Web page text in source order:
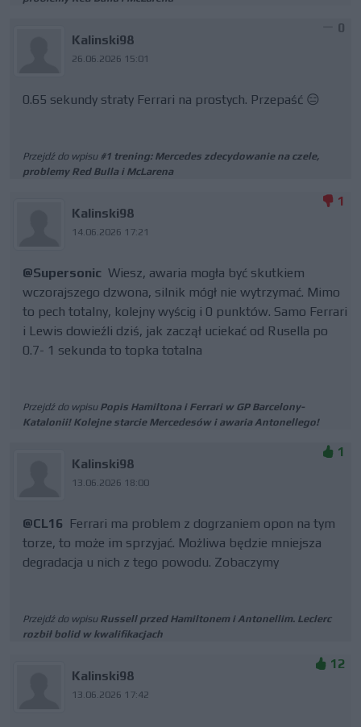
Kalinski98
26.06.2026 15:01
0
0.65 sekundy straty Ferrari na prostych. Przepaść 😑
Przejdź do wpisu #1 trening: Mercedes zdecydowanie na czele,
problemy Red Bulla i McLarena
Kalinski98
14.06.2026 17:21
1
@Supersonic Wiesz, awaria mogła być skutkiem
wczorajszego dzwona, silnik mógł nie wytrzymać. Mimo
to pech totalny, kolejny wyścig i 0 punktów. Samo Ferrari
i Lewis dowieźli dziś, jak zaczął uciekać od Rusella po
0.7- 1 sekunda to topka totalna
Przejdź do wpisu Popis Hamiltona i Ferrari w GP Barcelony-
Katalonii! Kolejne starcie Mercedesów i awaria Antonellego!
Kalinski98
13.06.2026 18:00
1
@CL16 Ferrari ma problem z dogrzaniem opon na tym
torze, to może im sprzyjać. Możliwa będzie mniejsza
degradacja u nich z tego powodu. Zobaczymy
Przejdź do wpisu Russell przed Hamiltonem i Antonellim. Leclerc
rozbił bolid w kwalifikacjach
Kalinski98
13.06.2026 17:42
12